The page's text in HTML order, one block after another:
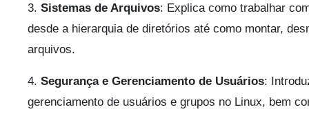
3. Sistemas de Arquivos: Explica como trabalhar
desde a hierarquia de diretórios até como montar,
arquivos.
4. Segurança e Gerenciamento de Usuários:
gerenciamento de usuários e grupos no Linux, bem